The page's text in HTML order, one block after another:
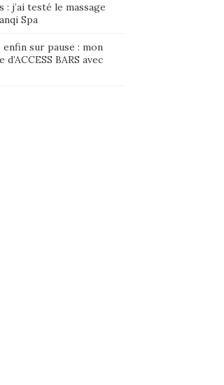
j’ai testé le massage
Spa
sur pause : mon
BARS avec